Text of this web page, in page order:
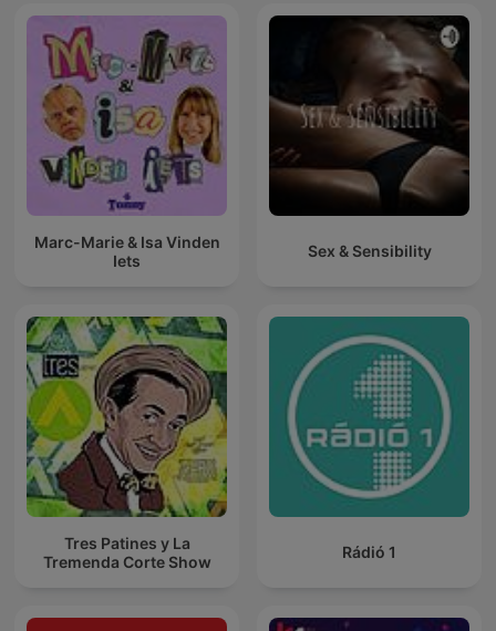
Marc-Marie & Isa Vinden
Iets
Sex & Sensibility
Tres Patines y La
Tremenda Corte Show
Rádió 1